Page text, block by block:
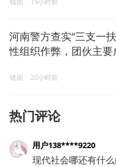
河南警方查实“三支一
性组织作弊，团伙主要
镜面 20小时前
热门评论
用户138****9220
现代社会哪还有什